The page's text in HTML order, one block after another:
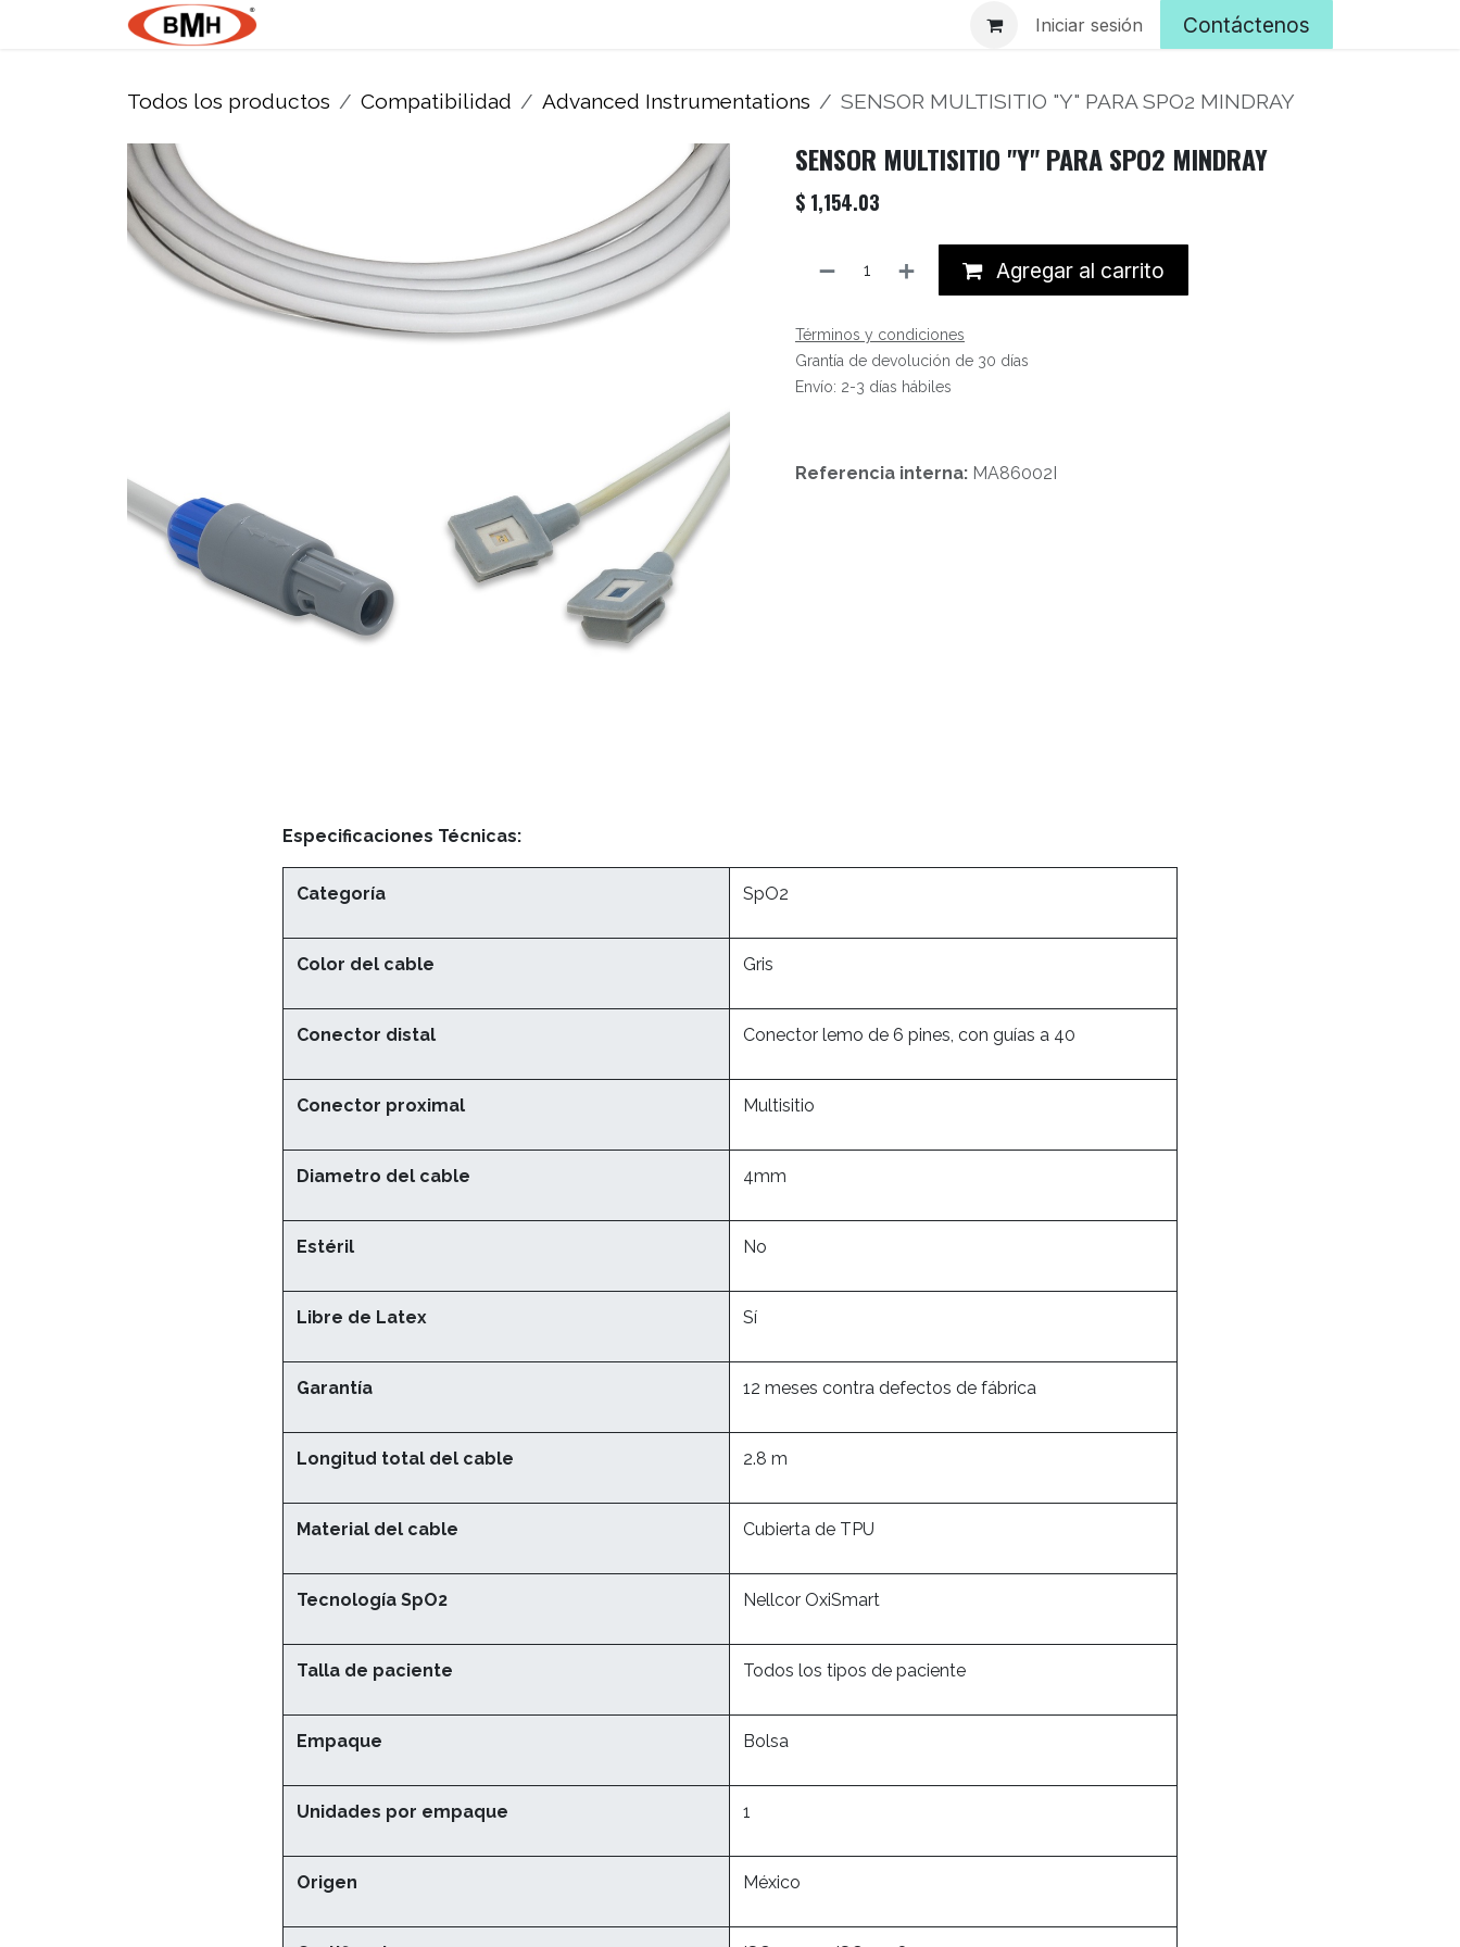
Ir al contenido Iniciar sesión Contáctenos
Todos los productos Compatibilidad Advanced Instrumentations SENSOR MULTISITIO "Y" PARA SPO2 MINDRAY
SENSOR MULTISITIO "Y" PARA SPO2 MINDRAY
$ 1,154.03
Agregar al carrito
Términos y condiciones
Grantía de devolución de 30 días
Envío: 2-3 días hábiles
Referencia interna: MA86002I
Especificaciones Técnicas:
Categoría SpO2
Color del cable Gris
Conector distal Conector lemo de 6 pines, con guías a 40
Conector proximal Multisitio
Diametro del cable 4mm
Estéril No
Libre de Latex Sí
Garantía 12 meses contra defectos de fábrica
Longitud total del cable 2.8 m
Material del cable Cubierta de TPU
Tecnología SpO2 Nellcor OxiSmart
Talla de paciente Todos los tipos de paciente
Empaque Bolsa
Unidades por empaque 1
Origen México